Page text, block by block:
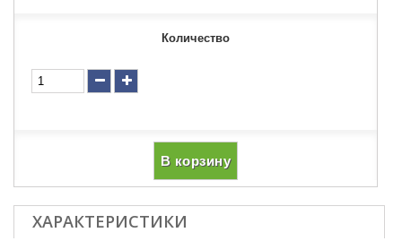
Количество
В корзину
ХАРАКТЕРИСТИКИ